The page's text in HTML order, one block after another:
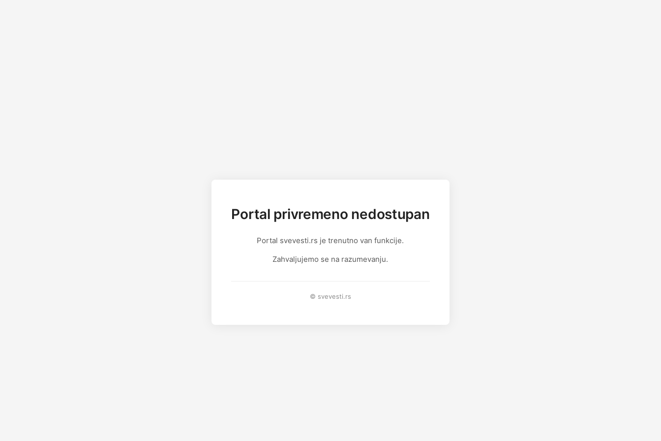
Portal privremeno nedostupan
Portal svevesti.rs je trenutno van funkcije.
Zahvaljujemo se na razumevanju.
© svevesti.rs